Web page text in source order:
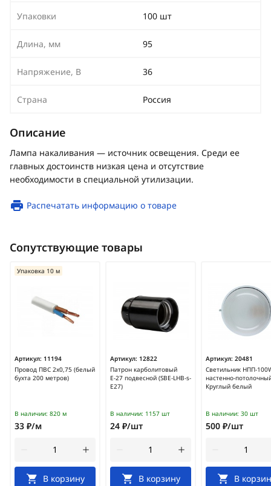
Упаковки 100 шт
Длина, мм 95
Напряжение, В 36
Страна Россия
Описание
Лампа накаливания — источник освещения. Среди ее
главных достоинств низкая цена и отсутствие
необходимости в специальной утилизации.
Распечатать информацию о товаре
Сопутствующие товары
Артикул: 11194
Провод ПВС 2х0,75 (белый
бухта 200 метров)
Упаковка 10 м
В наличии: 820 м
33 ₽/м
В корзину
Артикул: 12822
Патрон карболитовый
Е-27 подвесной (SBE-LHB-s-
E27)
В наличии: 1157 шт
24 ₽/шт
В корзину
Артикул: 20481
Светильник НПП-
настенно-
Круглый белый
В наличии: 30 шт
500 ₽/шт
В